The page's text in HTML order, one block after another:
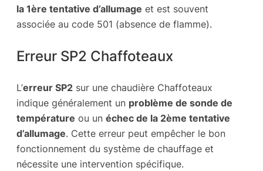
la 1ère tentative d’allumage et est souvent
associée au code 501 (absence de flamme).
Erreur SP2 Chaffoteaux
L’erreur SP2 sur une chaudière Chaffoteaux
indique généralement un problème de sonde de
température ou un échec de la 2ème tentative
d’allumage. Cette erreur peut empêcher le bon
fonctionnement du système de chauffage et
nécessite une intervention spécifique.